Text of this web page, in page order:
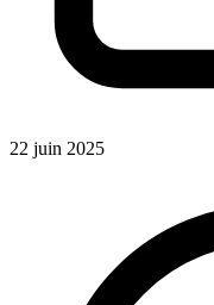
22 juin 2025